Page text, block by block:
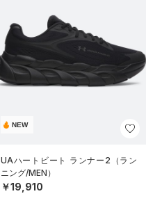
NEW
UAハートビート ランナー2（ラン
ニング/MEN）
￥19,910